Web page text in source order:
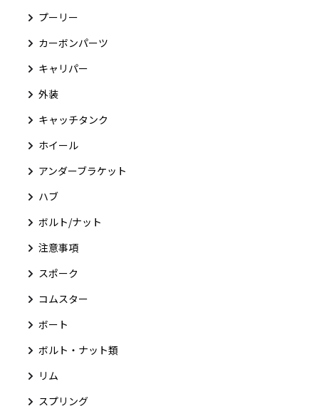
プーリー
カーボンパーツ
キャリパー
外装
キャッチタンク
ホイール
アンダーブラケット
ハブ
ボルト/ナット
注意事項
スポーク
コムスター
ボート
ボルト・ナット類
リム
スプリング